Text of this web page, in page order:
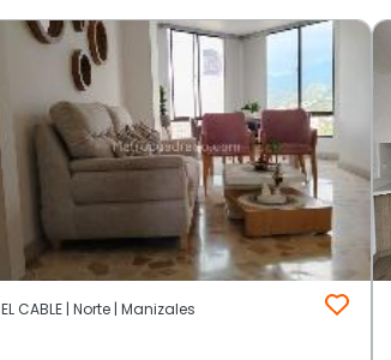
EL CABLE | Norte | Manizales